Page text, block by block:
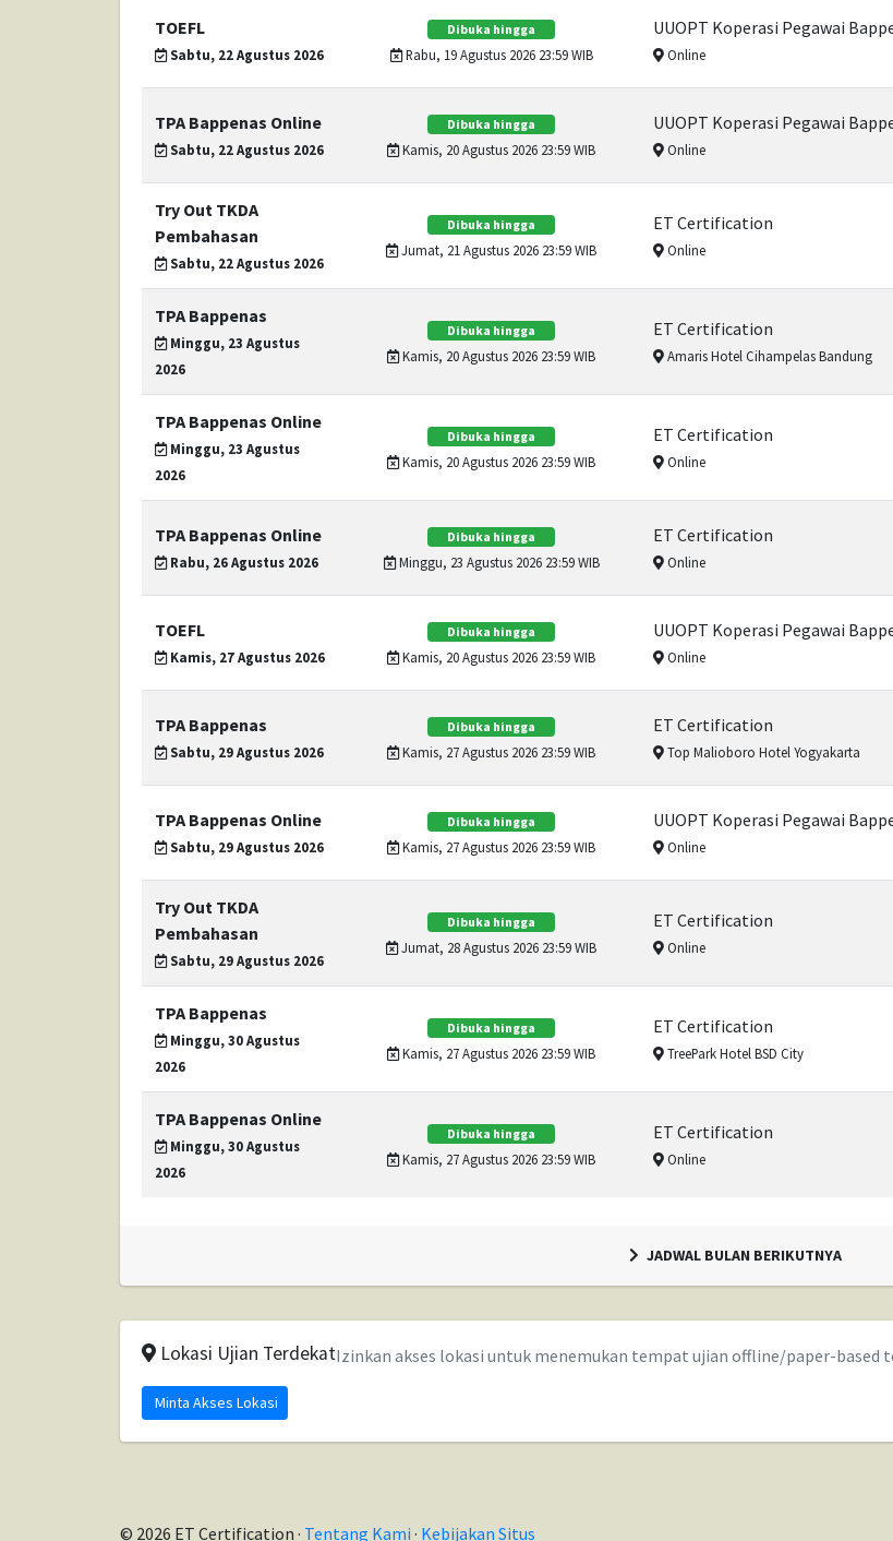
TOEFL
Sabtu, 22 Agustus 2026
Dibuka hingga
Rabu, 19 Agustus 2026 23:59 WIB
UUOPT Koperasi Pegawai
Online
TPA Bappenas Online
Sabtu, 22 Agustus 2026
Dibuka hingga
Kamis, 20 Agustus 2026 23:59 WIB
UUOPT Koperasi Pegawai
Online
Try Out TKDA
Pembahasan
Sabtu, 22 Agustus 2026
Dibuka hingga
Jumat, 21 Agustus 2026 23:59 WIB
ET Certification
Online
TPA Bappenas
Minggu, 23 Agustus
2026
Dibuka hingga
Kamis, 20 Agustus 2026 23:59 WIB
ET Certification
Amaris Hotel Cihampelas Bandung
TPA Bappenas Online
Minggu, 23 Agustus
2026
Dibuka hingga
Kamis, 20 Agustus 2026 23:59 WIB
ET Certification
Online
TPA Bappenas Online
Rabu, 26 Agustus 2026
Dibuka hingga
Minggu, 23 Agustus 2026 23:59 WIB
ET Certification
Online
TOEFL
Kamis, 27 Agustus 2026
Dibuka hingga
Kamis, 20 Agustus 2026 23:59 WIB
UUOPT Koperasi Pegawai
Online
TPA Bappenas
Sabtu, 29 Agustus 2026
Dibuka hingga
Kamis, 27 Agustus 2026 23:59 WIB
ET Certification
Top Malioboro Hotel Yogyakarta
TPA Bappenas Online
Sabtu, 29 Agustus 2026
Dibuka hingga
Kamis, 27 Agustus 2026 23:59 WIB
UUOPT Koperasi Pegawai
Online
Try Out TKDA
Pembahasan
Sabtu, 29 Agustus 2026
Dibuka hingga
Jumat, 28 Agustus 2026 23:59 WIB
ET Certification
Online
TPA Bappenas
Minggu, 30 Agustus
2026
Dibuka hingga
Kamis, 27 Agustus 2026 23:59 WIB
ET Certification
TreePark Hotel BSD City
TPA Bappenas Online
Minggu, 30 Agustus
2026
Dibuka hingga
Kamis, 27 Agustus 2026 23:59 WIB
ET Certification
Online
JADWAL BULAN BERIKUTNYA
Lokasi Ujian TerdekatIzinkan akses lokasi untuk menemukan tempat ujian offline/paper-based
Minta Akses Lokasi
© 2026 ET Certification · Tentang Kami · Kebijakan Situs